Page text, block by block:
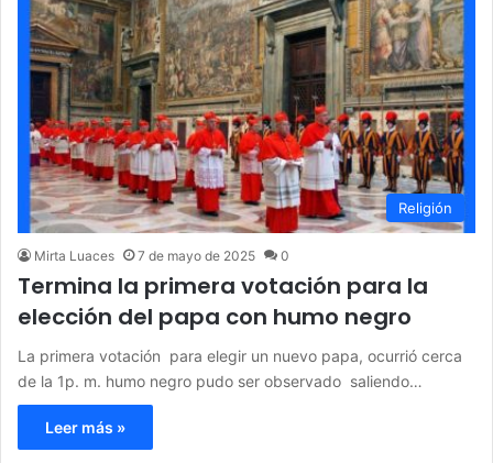
Religión
Mirta Luaces 7 de mayo de 2025 0
Termina la primera votación para la
elección del papa con humo negro
La primera votación para elegir un nuevo papa, ocurrió cerca
de la 1p. m. humo negro pudo ser observado saliendo…
Leer más »